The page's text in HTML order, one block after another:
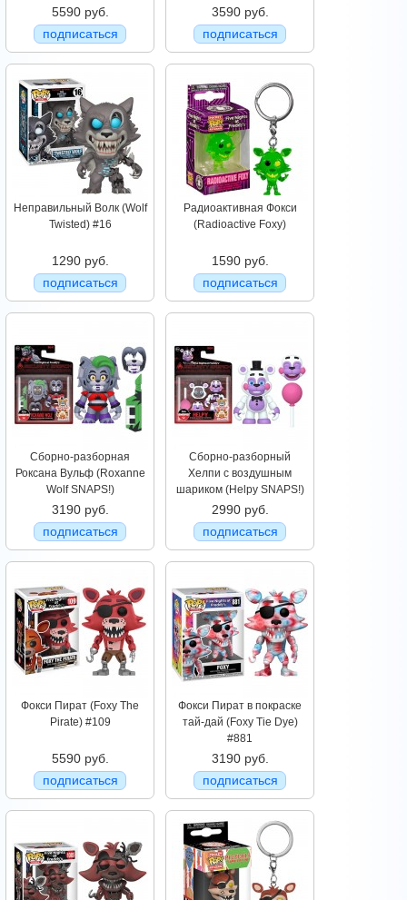
5590 руб.
подписаться
3590 руб.
подписаться
Неправильный Волк (Wolf
Twisted) #16
1290 руб.
подписаться
Радиоактивная Фокси
(Radioactive Foxy)
1590 руб.
подписаться
Сборно-разборная
Роксана Вульф (Roxanne
Wolf SNAPS!)
3190 руб.
подписаться
Сборно-разборный
Хелпи с воздушным
шариком (Helpy SNAPS!)
2990 руб.
подписаться
Фокси Пират (Foxy The
Pirate) #109
5590 руб.
подписаться
Фокси Пират в покраске
тай-дай (Foxy Tie Dye)
#881
3190 руб.
подписаться